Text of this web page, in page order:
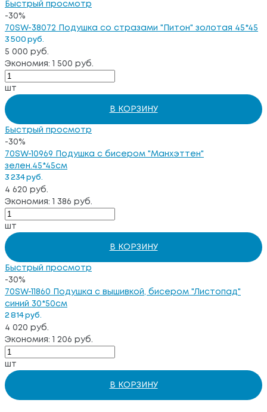
Быстрый просмотр
-30%
70SW-38072 Подушка со стразами "Питон" золотая 45*45
3 500 руб.
5 000 руб.
Экономия: 1 500 руб.
шт
В КОРЗИНУ
Быстрый просмотр
-30%
70SW-10969 Подушка с бисером "Манхэттен"
зелен.45*45см
3 234 руб.
4 620 руб.
Экономия: 1 386 руб.
шт
В КОРЗИНУ
Быстрый просмотр
-30%
70SW-11860 Подушка с вышивкой, бисером "Листопад"
синий 30*50см
2 814 руб.
4 020 руб.
Экономия: 1 206 руб.
шт
В КОРЗИНУ